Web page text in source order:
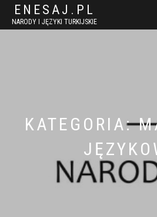
ENESAJ.PL
NARODY I JĘZYKI TURKIJSKIE
KATEGORIA: